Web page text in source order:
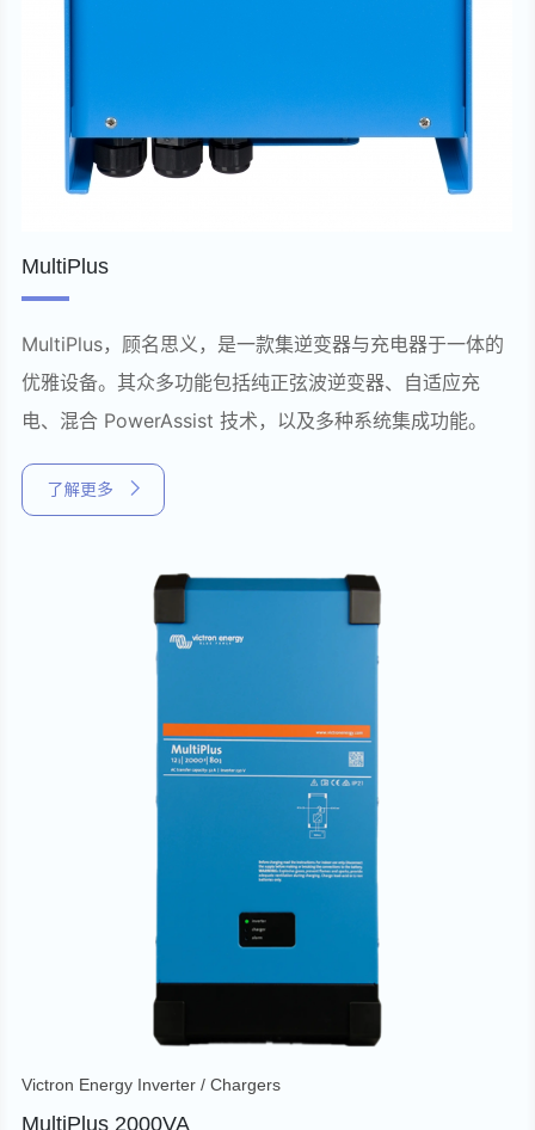
MultiPlus
MultiPlus，顾名思义，是一款集逆变器与充电器于一体的
优雅设备。其众多功能包括纯正弦波逆变器、自适应充
电、混合 PowerAssist 技术，以及多种系统集成功能。
了解更多
Victron Energy Inverter / Chargers
MultiPlus 2000VA